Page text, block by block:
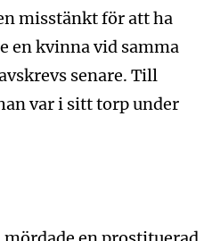
misstänkt för att ha
en kvinna vid samma
senare. Till
var i sitt torp under